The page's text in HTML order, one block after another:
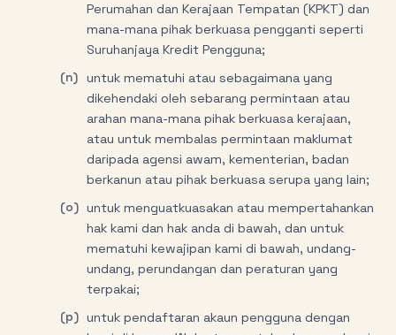
Perumahan dan Kerajaan Tempatan (KPKT) dan
mana-mana pihak berkuasa pengganti seperti
Suruhanjaya Kredit Pengguna;
(n) untuk mematuhi atau sebagaimana yang
dikehendaki oleh sebarang permintaan atau
arahan mana-mana pihak berkuasa kerajaan,
atau untuk membalas permintaan maklumat
daripada agensi awam, kementerian, badan
berkanun atau pihak berkuasa serupa yang lain;
(o) untuk menguatkuasakan atau mempertahankan
hak kami dan hak anda di bawah, dan untuk
mematuhi kewajipan kami di bawah, undang-
undang, perundangan dan peraturan yang
terpakai;
(p) untuk pendaftaran akaun pengguna dengan